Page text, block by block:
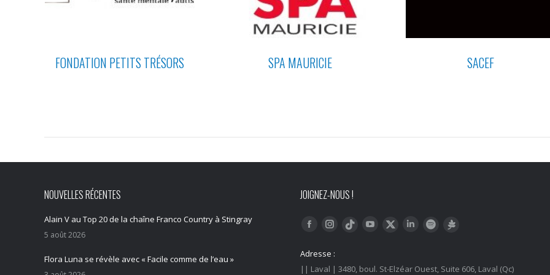
FONDATION PETITS TRÉSORS SPA MAURICIE SACEF
NOUVELLES RÉCENTES
Alain V au Top 20 de la chaîne Franco Country à Stingray
5 août 2026
Flora Luna se révèle avec « Facile comme de l’eau »
JOIGNEZ-NOUS !
Trouvez nous sur :
FacebookInstagram
Tiktok YouTubeTwitter LinkedInSpotify
Adresse :
|| Laval | 3480, boul. St-Elzéar Ouest, Suite 606, Laval (Qc)